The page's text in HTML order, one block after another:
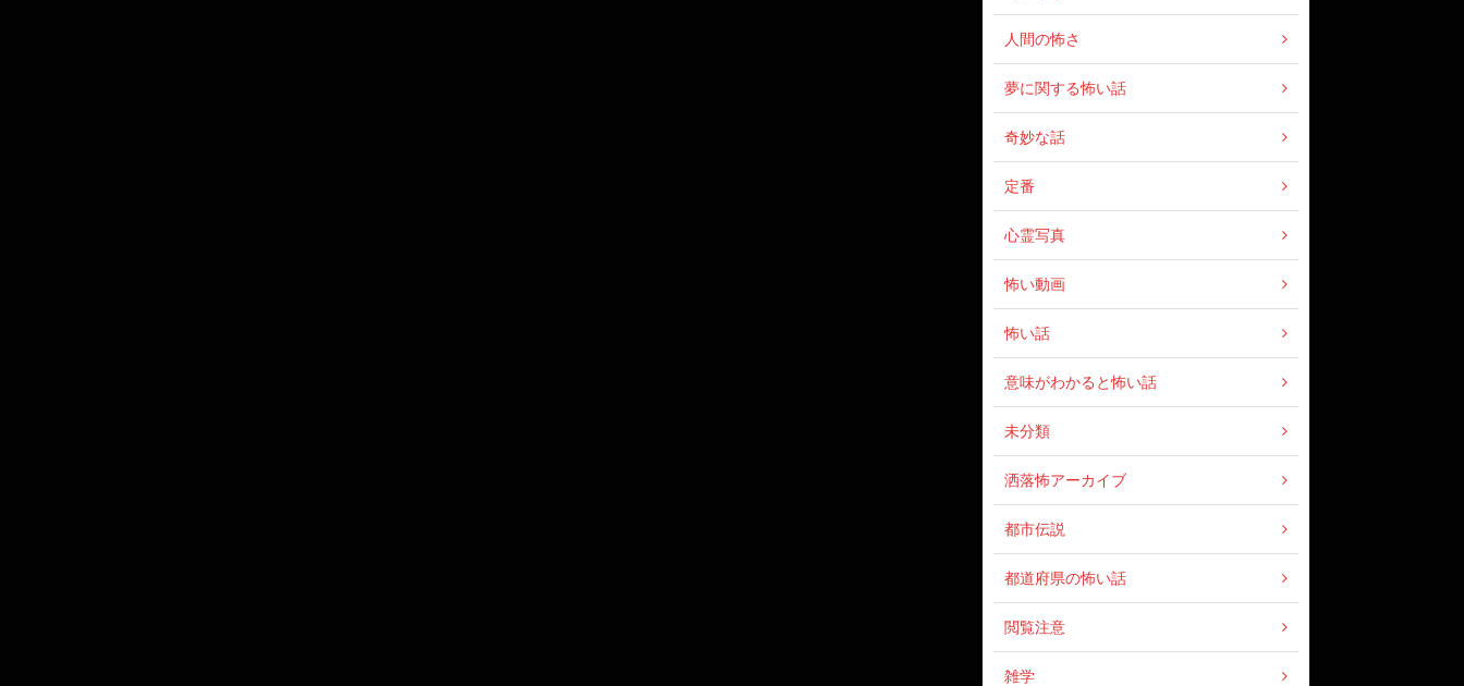
人間の怖さ
夢に関する怖い話
奇妙な話
定番
心霊写真
怖い動画
怖い話
意味がわかると怖い話
未分類
洒落怖アーカイブ
都市伝説
都道府県の怖い話
閲覧注意
雑学